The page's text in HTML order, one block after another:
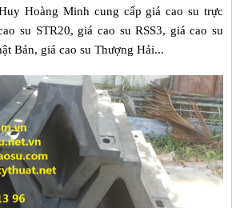
Hoàng Minh cung cấp giá cao su trực
su STR20, giá cao su RSS3, giá cao su
Bản, giá cao su Thượng Hải...